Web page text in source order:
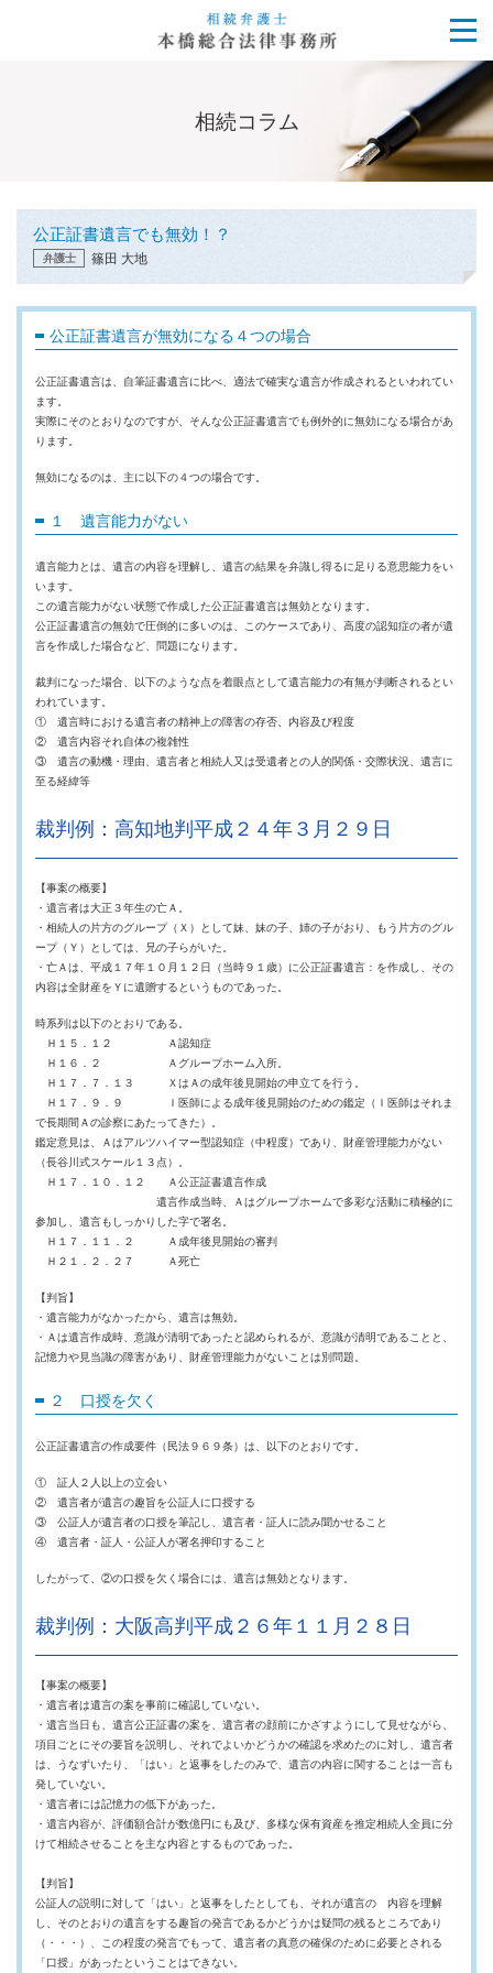
相続コラム
公正証書遺言でも無効！？
弁護士 篠田 大地
公正証書遺言が無効になる４つの場合
公正証書遺言は、自筆証書遺言に比べ、適法で確実な遺言が作成されるといわれてい
ます。
実際にそのとおりなのですが、そんな公正証書遺言でも例外的に無効になる場合があ
ります。
無効になるのは、主に以下の４つの場合です。
１ 遺言能力がない
遺言能力とは、遺言の内容を理解し、遺言の結果を弁識し得るに足りる意思能力をい
います。
この遺言能力がない状態で作成した公正証書遺言は無効となります。
公正証書遺言の無効で圧倒的に多いのは、このケースであり、高度の認知症の者が遺
言を作成した場合など、問題になります。
裁判になった場合、以下のような点を着眼点として遺言能力の有無が判断されるとい
われています。
① 遺言時における遺言者の精神上の障害の存否、内容及び程度
② 遺言内容それ自体の複雑性
③ 遺言の動機・理由、遺言者と相続人又は受遺者との人的関係・交際状況、遺言に
至る経緯等
裁判例：高知地判平成２４年３月２９日
【事案の概要】
・遺言者は大正３年生の亡Ａ。
・相続人の片方のグループ（Ｘ）として妹、妹の子、姉の子がおり、もう片方のグル
ープ（Ｙ）としては、兄の子らがいた。
・亡Ａは、平成１７年１０月１２日（当時９１歳）に公正証書遺言：を作成し、その
内容は全財産をＹに遺贈するというものであった。
時系列は以下のとおりである。
Ｈ１５．１２ Ａ認知症
Ｈ１６．２ Ａグループホーム入所。
Ｈ１７．７．１３ ＸはＡの成年後見開始の申立てを行う。
Ｈ１７．９．９ Ｉ医師による成年後見開始のための鑑定（Ｉ医師はそれま
で長期間Ａの診察にあたってきた）。
鑑定意見は、Ａはアルツハイマー型認知症（中程度）であり、財産管理能力がない
（長谷川式スケール１３点）。
Ｈ１７．１０．１２ Ａ公正証書遺言作成
遺言作成当時、Ａはグループホームで多彩な活動に積極的に
参加し、遺言もしっかりした字で署名。
Ｈ１７．１１．２ Ａ成年後見開始の審判
Ｈ２１．２．２７ Ａ死亡
【判旨】
・遺言能力がなかったから、遺言は無効。
・Ａは遺言作成時、意識が清明であったと認められるが、意識が清明であることと、
記憶力や見当識の障害があり、財産管理能力がないことは別問題。
２ 口授を欠く
公正証書遺言の作成要件（民法９６９条）は、以下のとおりです。
① 証人２人以上の立会い
② 遺言者が遺言の趣旨を公証人に口授する
③ 公証人が遺言者の口授を筆記し、遺言者・証人に読み聞かせること
④ 遺言者・証人・公証人が署名押印すること
したがって、②の口授を欠く場合には、遺言は無効となります。
裁判例：大阪高判平成２６年１１月２８日
【事案の概要】
・遺言者は遺言の案を事前に確認していない。
・遺言当日も、遺言公正証書の案を、遺言者の顔前にかざすようにして見せながら、
項目ごとにその要旨を説明し、それでよいかどうかの確認を求めたのに対し、遺言者
は、うなずいたり、「はい」と返事をしたのみで、遺言の内容に関することは一言も
発していない。
・遺言者には記憶力の低下があった。
・遺言内容が、評価額合計が数億円にも及び、多様な保有資産を推定相続人全員に分
けて相続させることを主な内容とするものであった。
【判旨】
公証人の説明に対して「はい」と返事をしたとしても、それが遺言の 内容を理解
し、そのとおりの遺言をする趣旨の発言であるかどうかは疑問の残るところであり
（・・・）、この程度の発言でもって、遺言者の真意の確保のために必要とされる
「口授」があったということはできない。